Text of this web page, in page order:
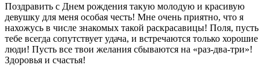
Поздравить с Днем рождения такую молодую и красивую
девушку для меня особая честь! Мне очень приятно, что я
нахожусь в числе знакомых такой раскрасавицы! Поля, пусть
тебе всегда сопутствует удача, и встречаются только хорошие
люди! Пусть все твои желания сбываются на «раз-два-три»!
Здоровья и счастья!